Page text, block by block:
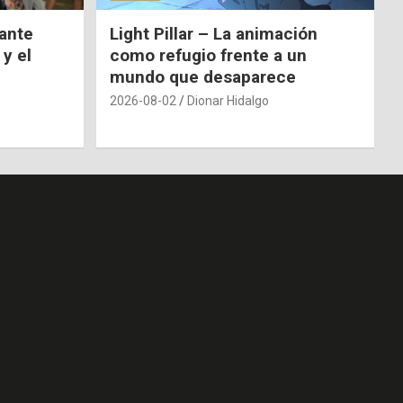
el
Light Pillar – La animación
como refugio frente a un
mundo que desaparece
2026-08-02 Dionar Hidalgo